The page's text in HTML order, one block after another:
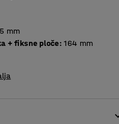
mm
+ fiksne ploče: 164 mm